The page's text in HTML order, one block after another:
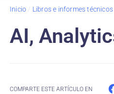
Inicio / Libros e informes técnicos
AI,
COMPARTE ESTE ARTÍCULO EN